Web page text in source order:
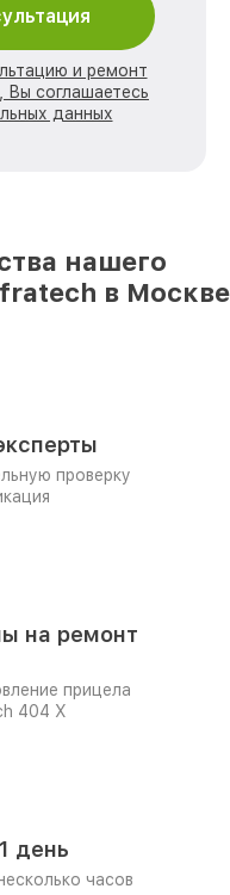
и ремонт
Вы соглашаетесь
данных
нашего
в Москве
проверку
на ремонт
прицела
404 Х
день
часов